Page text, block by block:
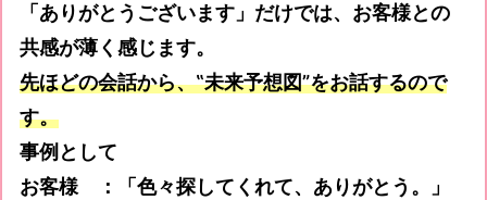
「ありがとうございます」だけでは、お客様との
共感が薄く感じます。
先ほどの会話から、‟未来予想図”をお話するので
す。
事例として
お客様 ：「色々探してくれて、ありがとう。」